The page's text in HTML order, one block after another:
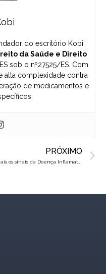
do escritório Kobi
da Saúde e Direito
sob o nº27525/ES. Com
alta complexidade contra
de medicamentos e
PRÓXIMO
Quais os sinais da Doença Inflamatória Intestinal?